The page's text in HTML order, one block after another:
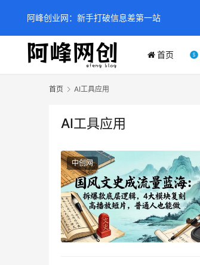
首页
首页 AI工具应用
AI工具应用
中创网
阿峰创业网：新手打破信息差第一站